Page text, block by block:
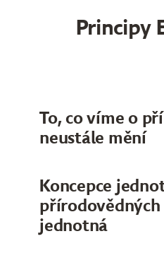
Principy
To, co víme o
neustále mění
Koncepce
jednotná